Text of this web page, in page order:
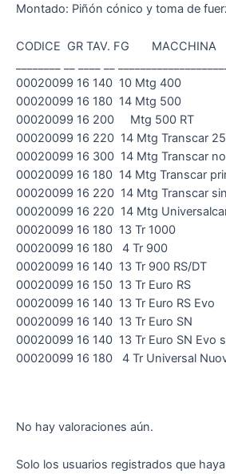
Montado: Piñón cónico y toma de
CODICE GR TAV. FG MACCHINA
00020099 16 140 10 Mtg 400
00020099 16 180 14 Mtg 500
00020099 16 200 Mtg 500 RT
00020099 16 220 14 Mtg Transcar
00020099 16 300 14 Mtg Transcar
00020099 16 180 14 Mtg Transcar
00020099 16 220 14 Mtg Transcar
00020099 16 220 14 Mtg
00020099 16 180 13 Tr 1000
00020099 16 180 4 Tr 900
00020099 16 140 13 Tr 900 RS/DT
00020099 16 150 13 Tr Euro RS
00020099 16 140 13 Tr Euro RS Evo
00020099 16 140 13 Tr Euro SN
00020099 16 140 13 Tr Euro SN Evo
00020099 16 180 4 Tr Universal
No hay valoraciones aún.
Solo los usuarios registrados que